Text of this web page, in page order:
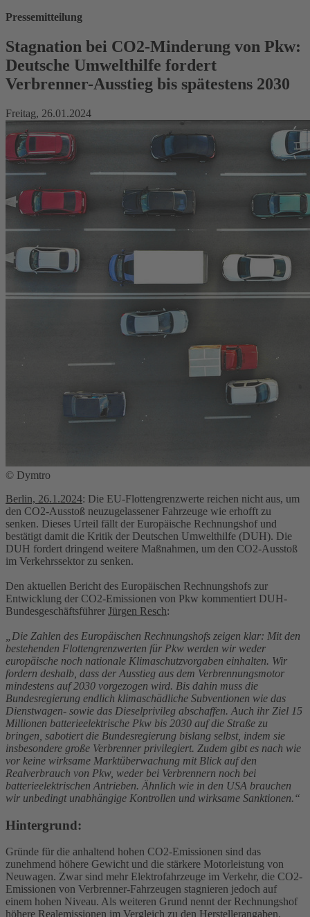
Pressemitteilung
Stagnation bei CO2-Minderung von Pkw:
Deutsche Umwelthilfe fordert
Verbrenner-Ausstieg bis spätestens 2030
Freitag, 26.01.2024
© Dymtro
Berlin, 26.1.2024: Die EU-Flottengrenzwerte reichen nicht aus, um
den CO2-Ausstoß neuzugelassener Fahrzeuge wie erhofft zu
senken. Dieses Urteil fällt der Europäische Rechnungshof und
bestätigt damit die Kritik der Deutschen Umwelthilfe (DUH). Die
DUH fordert dringend weitere Maßnahmen, um den CO2-Ausstoß
im Verkehrssektor zu senken.
Den aktuellen Bericht des Europäischen Rechnungshofs zur
Entwicklung der CO2-Emissionen von Pkw kommentiert DUH-
Bundesgeschäftsführer Jürgen Resch:
„Die Zahlen des Europäischen Rechnungshofs zeigen klar: Mit den
bestehenden Flottengrenzwerten für Pkw werden wir weder
europäische noch nationale Klimaschutzvorgaben einhalten. Wir
fordern deshalb, dass der Ausstieg aus dem Verbrennungsmotor
mindestens auf 2030 vorgezogen wird. Bis dahin muss die
Bundesregierung endlich klimaschädliche Subventionen wie das
Dienstwagen- sowie das Dieselprivileg abschaffen. Auch ihr Ziel 15
Millionen batterieelektrische Pkw bis 2030 auf die Straße zu
bringen, sabotiert die Bundesregierung bislang selbst, indem sie
insbesondere große Verbrenner privilegiert. Zudem gibt es nach wie
vor keine wirksame Marktüberwachung mit Blick auf den
Realverbrauch von Pkw, weder bei Verbrennern noch bei
batterieelektrischen Antrieben. Ähnlich wie in den USA brauchen
wir unbedingt unabhängige Kontrollen und wirksame Sanktionen.“
Hintergrund:
Gründe für die anhaltend hohen CO2-Emissionen sind das
zunehmend höhere Gewicht und die stärkere Motorleistung von
Neuwagen. Zwar sind mehr Elektrofahrzeuge im Verkehr, die CO2-
Emissionen von Verbrenner-Fahrzeugen stagnieren jedoch auf
einem hohen Niveau. Als weiteren Grund nennt der Rechnungshof
höhere Realemissionen im Vergleich zu den Herstellerangaben.